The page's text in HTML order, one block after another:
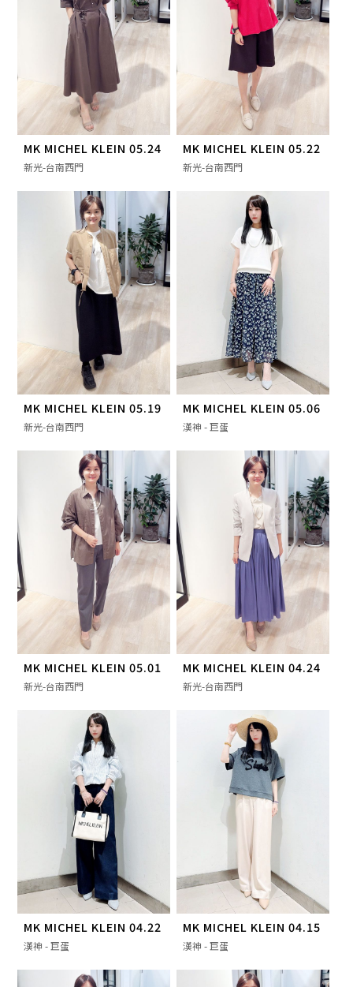
MK MICHEL KLEIN 05.24
新光-台南西門
MK MICHEL KLEIN 05.22
新光-台南西門
MK MICHEL KLEIN 05.19
新光-台南西門
MK MICHEL KLEIN 05.06
漢神 - 巨蛋
MK MICHEL KLEIN 05.01
新光-台南西門
MK MICHEL KLEIN 04.24
新光-台南西門
MK MICHEL KLEIN 04.22
漢神 - 巨蛋
MK MICHEL KLEIN 04.15
漢神 - 巨蛋